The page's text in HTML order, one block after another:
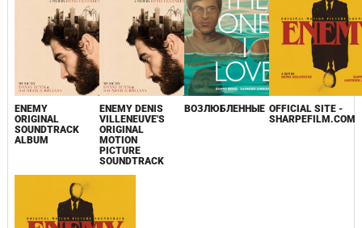
ENEMY
ORIGINAL
SOUNDTRACK
ALBUM
ENEMY DENIS
VILLENEUVE'S
ORIGINAL
MOTION
PICTURE
SOUNDTRACK
ВОЗЛЮБЛЕННЫЕ OFFICIAL SITE -
SHARPEFILM.COM